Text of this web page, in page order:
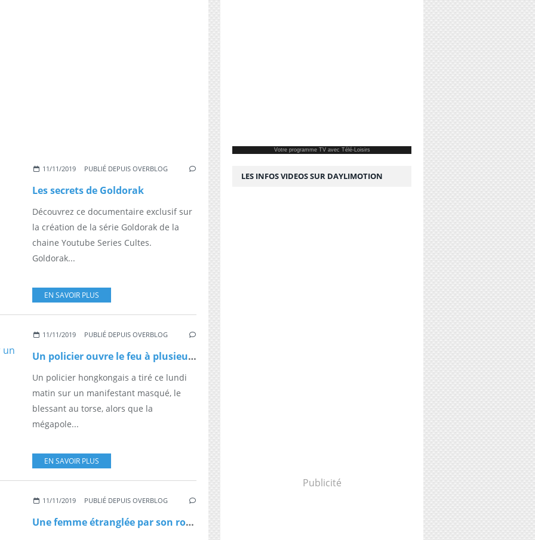
11/11/2019 PUBLIÉ DEPUIS OVERBLOG
Les secrets de Goldorak
Découvrez ce documentaire exclusif sur
la création de la série Goldorak de la
chaine Youtube Series Cultes.
Goldorak...
EN SAVOIR PLUS
11/11/2019 PUBLIÉ DEPUIS OVERBLOG
Un policier ouvre le feu à plusieurs reprises, ce matin, sur un manifestant sur des images diffusées en direct - Attention images violentes
Un policier hongkongais a tiré ce lundi
matin sur un manifestant masqué, le
blessant au torse, alors que la
mégapole...
EN SAVOIR PLUS
11/11/2019 PUBLIÉ DEPUIS OVERBLOG
Une femme étranglée par son robot-cuiseur en préparant un gâteau
Votre programme TVavec Télé-Loisirs
LES INFOS VIDEOS SUR DAYLIMOTION
Publicité